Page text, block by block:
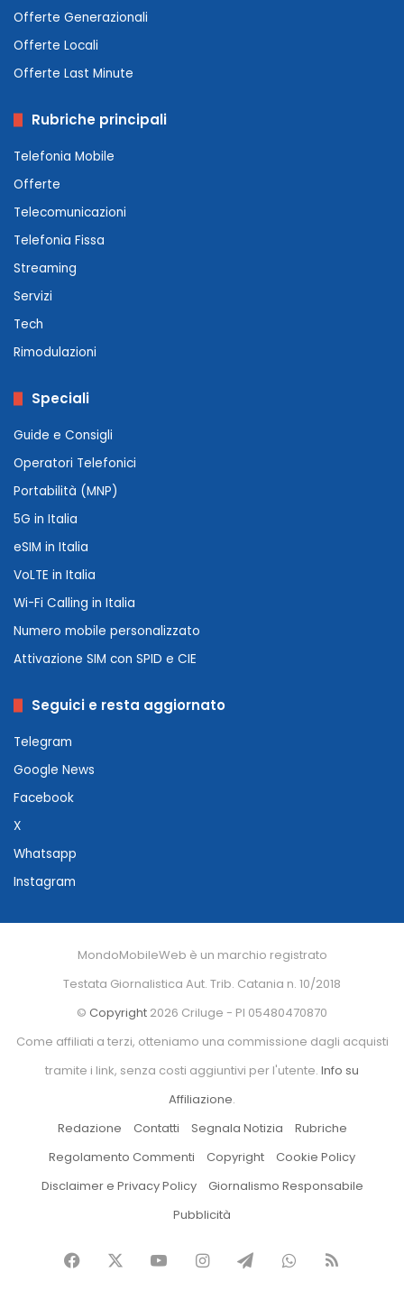
Offerte Generazionali
Offerte Locali
Offerte Last Minute
Rubriche principali
Telefonia Mobile
Offerte
Telecomunicazioni
Telefonia Fissa
Streaming
Servizi
Tech
Rimodulazioni
Speciali
Guide e Consigli
Operatori Telefonici
Portabilità (MNP)
5G in Italia
eSIM in Italia
VoLTE in Italia
Wi-Fi Calling in Italia
Numero mobile personalizzato
Attivazione SIM con SPID e CIE
Seguici e resta aggiornato
Telegram
Google News
Facebook
X
Whatsapp
Instagram
MondoMobileWeb è un marchio registrato
Testata Giornalistica Aut. Trib. Catania n. 10/2018
© Copyright 2026 Criluge - PI 05480470870
Come affiliati a terzi, otteniamo una commissione dagli acquisti
tramite i link, senza costi aggiuntivi per l'utente. Info su
Affiliazione.
Redazione
Contatti Segnala Notizia
Rubriche
Regolamento Commenti
Copyright
Cookie Policy
Disclaimer e Privacy Policy
Giornalismo Responsabile
Pubblicità
Facebook You InstagramTelegramWhatsApp
RSS